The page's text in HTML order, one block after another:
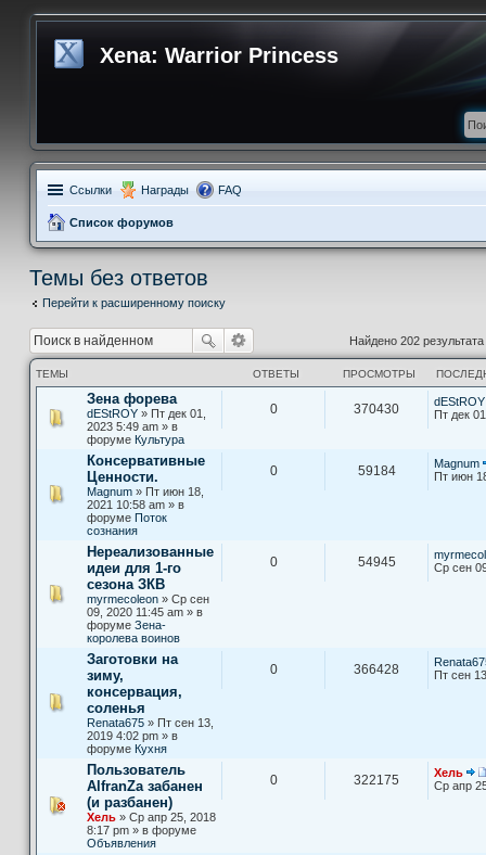
Xena: Warrior Princess
Ссылки Награды FAQ
Список форумов
Темы без ответов
Перейти к расширенному поиску
Найдено 202 результата
ТЕМЫ ОТВЕТЫ ПРОСМОТРЫ
Зена форева
dEStROY » Пт дек 01,
2023 5:49 am » в
форуме Культура
0 370430
dEStROY
Пт дек
Консервативные
Ценности.
Magnum » Пт июн 18,
2021 10:58 am » в
форуме Поток
сознания
0 59184
Magnum
Пт июн
Нереализованные
идеи для 1-го
сезона ЗКВ
myrmecoleon » Ср сен
09, 2020 11:45 am » в
форуме Зена-
королева воинов
0 54945
Ср сен
Заготовки на
зиму,
консервация,
соленья
Renata675 » Пт сен 13,
2019 4:02 pm » в
форуме Кухня
0 366428
Пт сен
Пользователь
AlfranZa забанен
(и разбанен)
Хель » Ср апр 25, 2018
8:17 pm » в форуме
Объявления
0 322175
Хель
Ср апр